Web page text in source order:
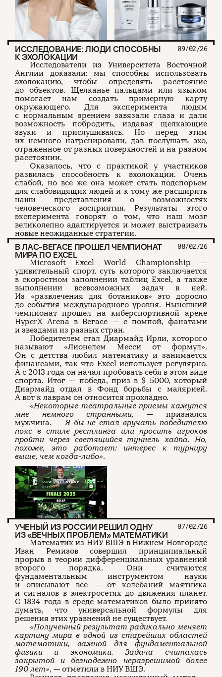
ИССЛЕДОВАНИЕ: ЛЮДИ СПОСОБНЫ
К ЭХОЛОКАЦИИ
09/02/26
Исследователи из Университета Восточной
Англии доказали: мы способны использовать
эхолокацию, чтобы определять расстояние
до объектов. Щелканье пальцами или языком
помогает нам создать примерную карту
окружающего. Для эксперимента людям
с нормальным зрением завязали глаза и дали
возможность побродить, издавая щелкающие
звуки и прислушиваясь. Но перед этим
их немного натренировали, дав послушать эхо,
отраженное от разных поверхностей и на разном
расстоянии.
Оказалось, что с практикой у участников
развилась способность к эхолокации. Очень
слабой, но все же она может стать подспорьем
для слабовидящих людей и к тому же расширить
наши представления о возможностях
человеческого восприятия. Результаты этого
эксперимента говорят о том, что наш мозг
великолепно адаптируется и может выстраивать
новые неожиданные стратегии.
В ЛАС-ВЕГАСЕ ПРОШЕЛ ЧЕМПИОНАТ
МИРА ПО EXCEL
08/02/26
Microsoft Excel World Championship —
удивительный спорт, суть которого заключается
в скоростном заполнении таблиц Excel, а также
выполнении всевозможных задач в ней.
Из «развлечения для ботаников» это доросло
до события международного уровня. Нынешний
чемпионат прошел на киберспортивной арене
HyperX Arena в Вегасе — с помпой, фанатами
и звездами из разных стран.
Победителем стал Диармайд Ирли, которого
называют «Лионелем Месси от формул».
Он с детства любил математику и занимается
финансами, так что Excel использует регулярно.
А с 2013 года он начал пробовать себя в этом виде
спорта. Итог — победа, приз в $ 5000, который
Диармайд отдал в Фонд борьбы с малярией.
А вот к лаврам он относится прохладно.
«Некоторые театральные приемы кажутся
мне немного странными, — признался
мужчина. — Я бы не стал вручать победителю
пояс в стиле рестлинга или просить игроков
пройти через светящийся туннель хайпа. Но,
похоже, это работает: интерес к турниру
выше, чем когда-либо».
УЧЕНЫЙ ИЗ РОССИИ РЕШИЛ ОДНУ
ИЗ «ВЕЧНЫХ ПРОБЛЕМ» МАТЕМАТИКИ
07/02/26
Математик из НИУ ВШЭ в Нижнем Новгороде
Иван Ремизов совершил принципиальный
прорыв в теории дифференциальных уравнений
второго порядка. Они считаются
фундаментальным инструментом науки
и описывают все — от колебаний маятника
и сигналов в электросетях до движения планет.
С 1834 года в среде математиков было принято
думать, что универсальной формулы для
решения этих уравнений не существует.
«Полученный результат радикально меняет
картину мира в одной из старейших областей
математики, важной для фундаментальной
физики и экономики. Задача считалась
закрытой и безнадежно неразрешимой более
190 лет», — отметили в НИУ ВШЭ.